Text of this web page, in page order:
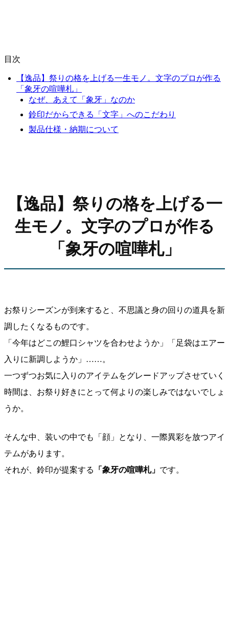
目次
【逸品】祭りの格を上げる一生モノ。文字のプロが作る
「象牙の喧嘩札」
なぜ、あえて「象牙」なのか
鈴印だからできる「文字」へのこだわり
製品仕様・納期について
【逸品】祭りの格を上げる一
生モノ。文字のプロが作る
「象牙の喧嘩札」
お祭りシーズンが到来すると、不思議と身の回りの道具を新
調したくなるものです。
「今年はどこの鯉口シャツを合わせようか」「足袋はエアー
入りに新調しようか」……。
一つずつお気に入りのアイテムをグレードアップさせていく
時間は、お祭り好きにとって何よりの楽しみではないでしょ
うか。
そんな中、装いの中でも「顔」となり、一際異彩を放つアイ
テムがあります。
それが、鈴印が提案する
「象牙の喧嘩札」 です。